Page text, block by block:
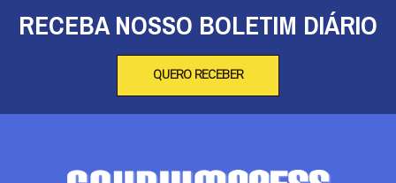
RECEBA NOSSO BOLETIM DIÁRIO
QUERO RECEBER